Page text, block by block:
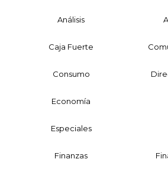
Análisis
Caja Fuerte
Consumo
Economía
Especiales
Finanzas